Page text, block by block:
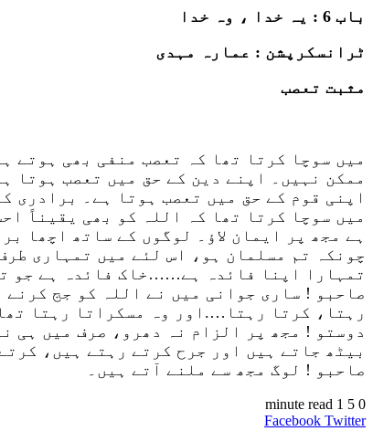
باب 6 : یہ خدا ، وہ خدا
ٹرانسکرپشن : عمارہ مہدی
مثبت تعصب
میں سوچا کرتا تھا کہ تعصب منفی بھی ہوتے
ممکن نہیں۔ اپنے دین کے حق میں تعصب ہوتا
اپنی قوم کے حق میں تعصب ہوتا ہے۔ برادری
میں سوچا کرتا تھا کہ اللہ کو بھی یقیناً
ہے مجھ پر ایمان لاؤ۔ لوگوں کے ساتھ اچھا
چونکہ تم مسلمان ہو، اس لئے میں تمہاری
تمہارا اپنا فائدہ ہے……خاک فائدہ ہے جو
صاحبو ! ساری جوانی میں نے اللہ کو جج
رہتا، کرتا رہتا….اور وہ مسکراتا رہتا
دوستو ! مجھ پر الزام نہ دھرو، صرف میں ہی
بیٹھ جاتے ہیں اور جرح کرتے رہتے ہیں،
صاحبو ! لوگ مجھ سے ملنے آتے ہیں۔
0
1 minute read
Facebook Twitter
LinkedIn
Tumblr
Pinterest
Reddit
VKontakte
Share
Print